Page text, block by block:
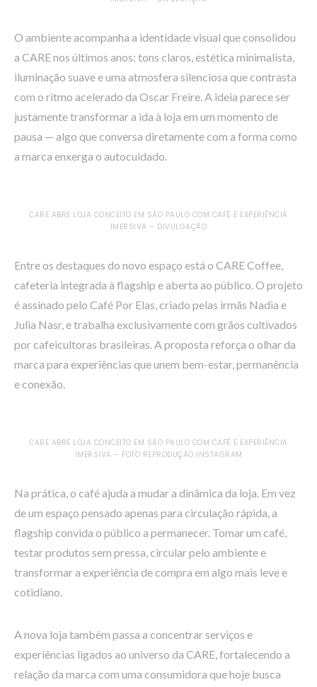
O ambiente acompanha a identidade visual que consolidou
a CARE nos últimos anos: tons claros, estética minimalista,
iluminação suave e uma atmosfera silenciosa que contrasta
com o ritmo acelerado da Oscar Freire. A ideia parece ser
justamente transformar a ida à loja em um momento de
pausa — algo que conversa diretamente com a forma como
a marca enxerga o autocuidado.
CARE ABRE LOJA CONCEITO EM SÃO PAULO COM CAFÉ E EXPERIÊNCIA
IMERSIVA – DIVULGAÇÃO
Entre os destaques do novo espaço está o CARE Coffee,
cafeteria integrada à flagship e aberta ao público. O projeto
é assinado pelo Café Por Elas, criado pelas irmãs Nadia e
Julia Nasr, e trabalha exclusivamente com grãos cultivados
por cafeicultoras brasileiras. A proposta reforça o olhar da
marca para experiências que unem bem-estar, permanência
e conexão.
CARE ABRE LOJA CONCEITO EM SÃO PAULO COM CAFÉ E EXPERIÊNCIA
IMERSIVA – FOTO REPRODUÇÃO INSTAGRAM
Na prática, o café ajuda a mudar a dinâmica da loja. Em vez
de um espaço pensado apenas para circulação rápida, a
flagship convida o público a permanecer. Tomar um café,
testar produtos sem pressa, circular pelo ambiente e
transformar a experiência de compra em algo mais leve e
cotidiano.
A nova loja também passa a concentrar serviços e
experiências ligados ao universo da CARE, fortalecendo a
relação da marca com uma consumidora que hoje busca